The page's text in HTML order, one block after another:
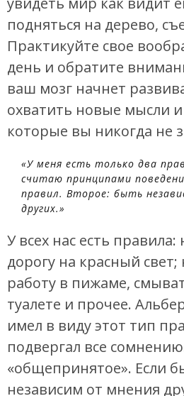
подняться на дерево,
Практикуйте свое
день и обратите
ваш мозг начнет
охватить новые мысли
которые вы никогда не
«У меня есть только два
считаю принципами
правил. Второе: быть
других.»
У всех нас есть правила:
дорогу на красный свет;
работу в пижаме,
туалете и прочее.
имел в виду этот тип
подвергал все
«общепринятое». Если
независим от мнения